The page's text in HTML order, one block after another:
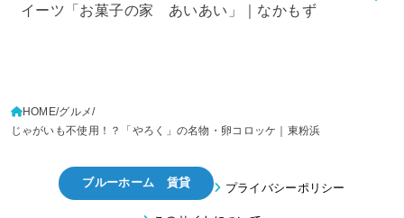
イーツ「お菓子の家 あいあい」｜なかもず
HOME グルメ
じゃがいも不使用！？「やろく」の名物・卵コロッケ｜東粉浜
ブルーホーム 賃貸 プライバシーポリシー